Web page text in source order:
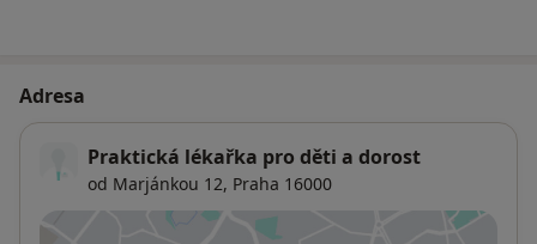
Adresa
Praktická lékařka pro děti a dorost
od Marjánkou 12, Praha 16000